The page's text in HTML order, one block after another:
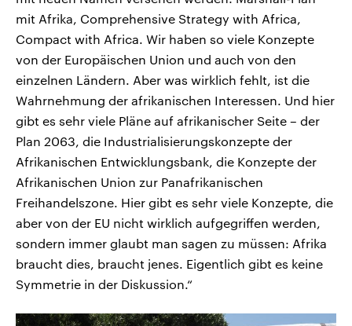
mit Afrika, Comprehensive Strategy with Africa,
Compact with Africa. Wir haben so viele Konzepte
von der Europäischen Union und auch von den
einzelnen Ländern. Aber was wirklich fehlt, ist die
Wahrnehmung der afrikanischen Interessen. Und hier
gibt es sehr viele Pläne auf afrikanischer Seite – der
Plan 2063, die Industrialisierungskonzepte der
Afrikanischen Entwicklungsbank, die Konzepte der
Afrikanischen Union zur Panafrikanischen
Freihandelszone. Hier gibt es sehr viele Konzepte, die
aber von der EU nicht wirklich aufgegriffen werden,
sondern immer glaubt man sagen zu müssen: Afrika
braucht dies, braucht jenes. Eigentlich gibt es keine
Symmetrie in der Diskussion.“